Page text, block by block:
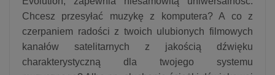
Chcesz przesyłać muzykę z komputera? A co z
czerpaniem radości z twoich ulubionych filmowych
kanałów satelitarnych z jakością dźwięku
charakterystyczną dla twojego systemu